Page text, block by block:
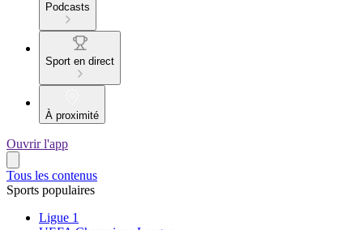
Podcasts
Sport en direct
À proximité
Ouvrir l'app
Tous les contenus
Sports populaires
Ligue 1